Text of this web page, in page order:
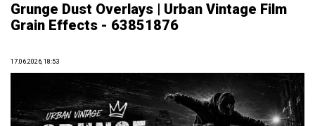
Grunge Dust Overlays | Urban Vintage Film
Grain Effects - 63851876
17.06.2026, 18:53